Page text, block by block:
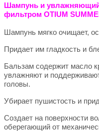
Шампунь и увлажняющий
фильтром OTIUM
Шампунь мягко очищает,
Придает им гладкость и
Бальзам содержит масло
увлажняют и
головы.
Убирает пушистость и
Создает на поверхности
оберегающий от